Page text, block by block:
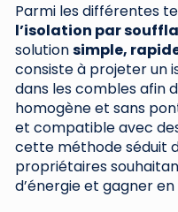
Parmi les différentes
l’isolation par
solutionsimple,
consiste à projeter un
dans les combles afin
homogène et sans
et compatible avec
cette méthode séduit
propriétaires
d’énergie et gagner